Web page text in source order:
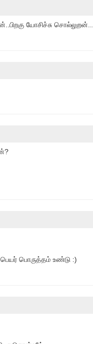
யோசிச்சு சொல்லுறன்...
பொருத்தம் உண்டு :)